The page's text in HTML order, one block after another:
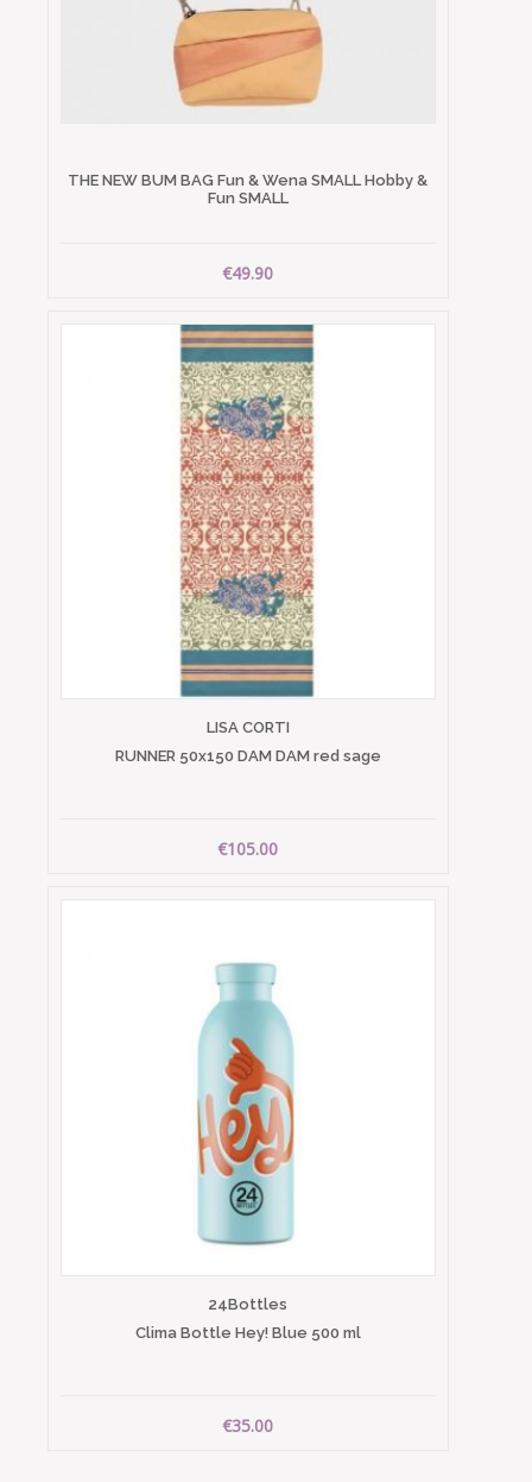
THE NEW BUM BAG Fun & Wena SMALL Hobby &
Fun SMALL
€49.90
LISA CORTI
RUNNER 50x150 DAM DAM red sage
€105.00
24Bottles
Clima Bottle Hey! Blue 500 ml
€35.00